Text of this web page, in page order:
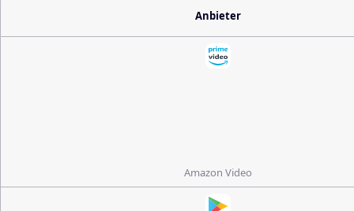
Anbieter
Amazon Video